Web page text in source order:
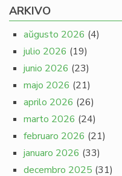
ARKIVO
aŭgusto 2026 (4)
julio 2026 (19)
junio 2026 (23)
majo 2026 (21)
aprilo 2026 (26)
marto 2026 (24)
februaro 2026 (21)
januaro 2026 (33)
decembro 2025 (31)